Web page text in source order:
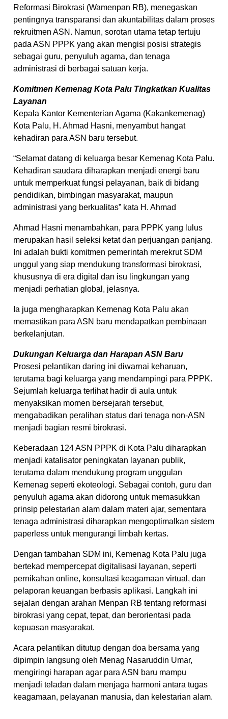
Reformasi Birokrasi (Wamenpan RB), menegaskan
pentingnya transparansi dan akuntabilitas dalam proses
rekruitmen ASN. Namun, sorotan utama tetap tertuju
pada ASN PPPK yang akan mengisi posisi strategis
sebagai guru, penyuluh agama, dan tenaga
administrasi di berbagai satuan kerja.
Komitmen Kemenag Kota Palu Tingkatkan Kualitas
Layanan
Kepala Kantor Kementerian Agama (Kakankemenag)
Kota Palu, H. Ahmad Hasni, menyambut hangat
kehadiran para ASN baru tersebut.
“Selamat datang di keluarga besar Kemenag Kota Palu.
Kehadiran saudara diharapkan menjadi energi baru
untuk memperkuat fungsi pelayanan, baik di bidang
pendidikan, bimbingan masyarakat, maupun
administrasi yang berkualitas” kata H. Ahmad
Ahmad Hasni menambahkan, para PPPK yang lulus
merupakan hasil seleksi ketat dan perjuangan panjang.
Ini adalah bukti komitmen pemerintah merekrut SDM
unggul yang siap mendukung transformasi birokrasi,
khususnya di era digital dan isu lingkungan yang
menjadi perhatian global, jelasnya.
Ia juga mengharapkan Kemenag Kota Palu akan
memastikan para ASN baru mendapatkan pembinaan
berkelanjutan.
Dukungan Keluarga dan Harapan ASN Baru
Prosesi pelantikan daring ini diwarnai keharuan,
terutama bagi keluarga yang mendampingi para PPPK.
Sejumlah keluarga terlihat hadir di aula untuk
menyaksikan momen bersejarah tersebut,
mengabadikan peralihan status dari tenaga non-ASN
menjadi bagian resmi birokrasi.
Keberadaan 124 ASN PPPK di Kota Palu diharapkan
menjadi katalisator peningkatan layanan publik,
terutama dalam mendukung program unggulan
Kemenag seperti ekoteologi. Sebagai contoh, guru dan
penyuluh agama akan didorong untuk memasukkan
prinsip pelestarian alam dalam materi ajar, sementara
tenaga administrasi diharapkan mengoptimalkan sistem
paperless untuk mengurangi limbah kertas.
Dengan tambahan SDM ini, Kemenag Kota Palu juga
bertekad mempercepat digitalisasi layanan, seperti
pernikahan online, konsultasi keagamaan virtual, dan
pelaporan keuangan berbasis aplikasi. Langkah ini
sejalan dengan arahan Menpan RB tentang reformasi
birokrasi yang cepat, tepat, dan berorientasi pada
kepuasan masyarakat.
Acara pelantikan ditutup dengan doa bersama yang
dipimpin langsung oleh Menag Nasaruddin Umar,
mengiringi harapan agar para ASN baru mampu
menjadi teladan dalam menjaga harmoni antara tugas
keagamaan, pelayanan manusia, dan kelestarian alam.